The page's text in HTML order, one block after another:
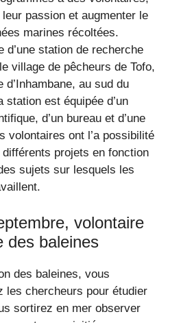
passion et augmenter le
marines récoltées.
d’une station de recherche
village de pêcheurs de Tofo,
d’Inhambane, au sud du
station est équipée d’un
d’un bureau et d’une
volontaires ont l’a possibilité
projets en fonction
sujets sur lesquels les
volontaire
des baleines
des baleines, vous
les chercheurs pour étudier
sortirez en mer observer